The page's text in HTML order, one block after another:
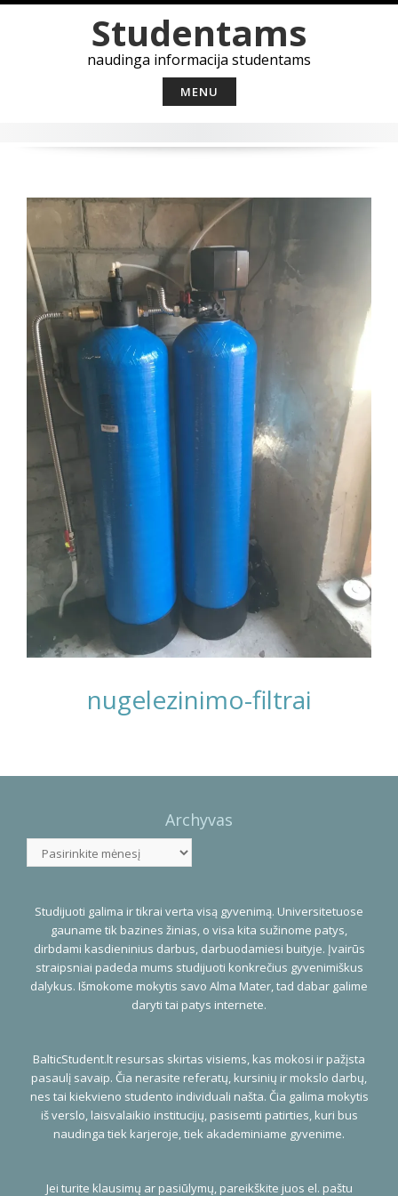
to
content
Studentams
naudinga informacija studentams
MENU
nugelezinimo-filtrai
Navigation
Archyvas
Studijuoti galima ir tikrai verta visą gyvenimą. Universitetuose
gauname tik bazines žinias, o visa kita sužinome patys,
dirbdami kasdieninius darbus, darbuodamiesi buityje. Įvairūs
straipsniai padeda mums studijuoti konkrečius gyvenimiškus
dalykus. Išmokome mokytis savo Alma Mater, tad dabar galime
daryti tai patys internete.
BalticStudent.lt resursas skirtas visiems, kas mokosi ir pažįsta
pasaulį savaip. Čia nerasite referatų, kursinių ir mokslo darbų,
nes tai kiekvieno studento individuali našta. Čia galima mokytis
iš verslo, laisvalaikio institucijų, pasisemti patirties, kuri bus
naudinga tiek karjeroje, tiek akademiniame gyvenime.
Jei turite klausimų ar pasiūlymų, pareikškite juos el. paštu